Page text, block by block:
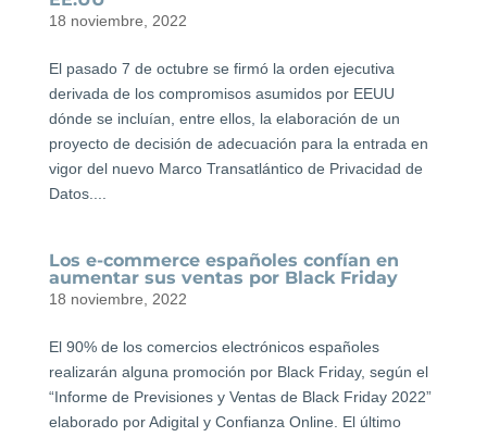
18 noviembre, 2022
El pasado 7 de octubre se firmó la orden ejecutiva
derivada de los compromisos asumidos por EEUU
dónde se incluían, entre ellos, la elaboración de un
proyecto de decisión de adecuación para la entrada en
vigor del nuevo Marco Transatlántico de Privacidad de
Datos....
Los e-commerce españoles confían en
aumentar sus ventas por Black Friday
18 noviembre, 2022
El 90% de los comercios electrónicos españoles
realizarán alguna promoción por Black Friday, según el
“Informe de Previsiones y Ventas de Black Friday 2022”
elaborado por Adigital y Confianza Online. El último